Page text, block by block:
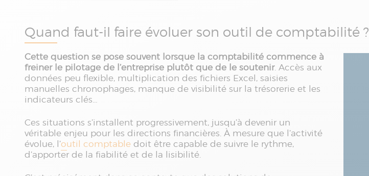
Quand faut-il faire évoluer son outil de comptabilité ?
Cette question se pose souvent lorsque la comptabilité commence à
freiner le pilotage de l’entreprise plutôt que de le soutenir. Accès aux
données peu flexible, multiplication des fichiers Excel, saisies
manuelles chronophages, manque de visibilité sur la trésorerie et les
indicateurs clés…
Ces situations s’installent progressivement, jusqu’à devenir un
véritable enjeu pour les directions financières. À mesure que l’activité
évolue, l’outil comptable doit être capable de suivre le rythme,
d’apporter de la fiabilité et de la lisibilité.